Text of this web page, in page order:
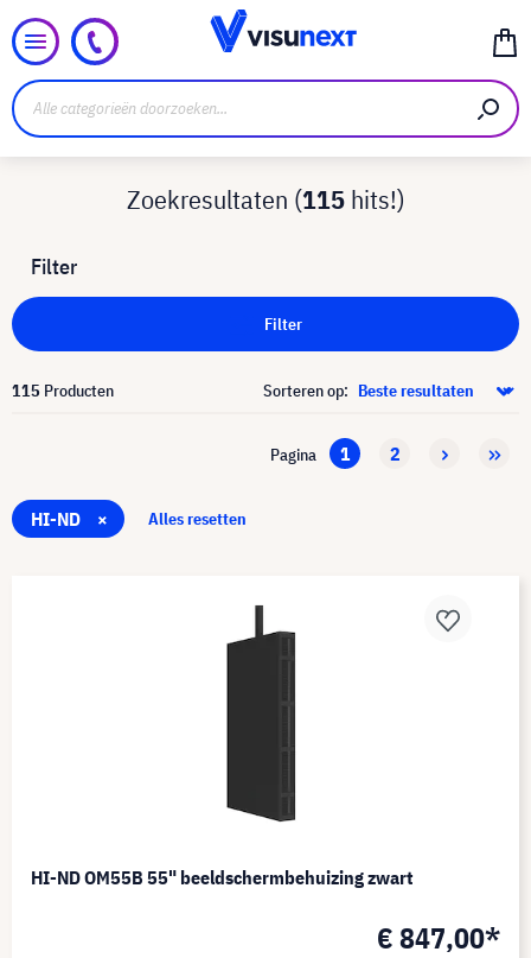
Zoekresultaten (115hits!)
Filter
Filter
115 Producten Sorteren op:
Pagina 1 2
HI-ND × Alles resetten
HI-ND OM55B 55" beeldschermbehuizing zwart
€ 847,00*